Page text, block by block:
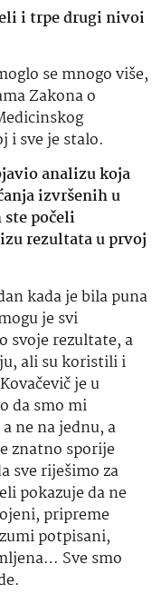
i trpe drugi nivoi
se mnogo više,
Zakona o
i sve je stalo.
analizu koja
izvršenih u
počeli
rezultata u prvoj
kada je bila puna
je svi
svoje rezultate, a
ali su koristili i
je u
da smo mi
ne na jednu, a
znatno sporije
sve riješimo za
pokazuje da ne
pripreme
potpisani,
Sve smo